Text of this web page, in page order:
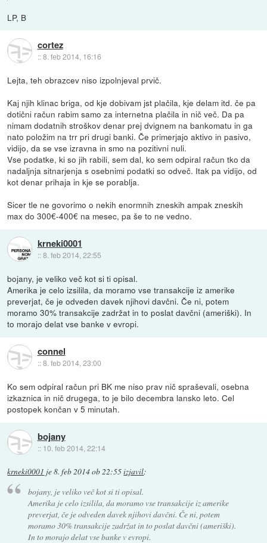
LP, B
cortez
::8. feb 2014, 16:16
Lejta, teh obrazcev niso izpolnjeval prvič.
Kaj njih klinac briga, od kje dobivam jst plačila, kje delam itd. če pa
dotični račun rabim samo za internetna plačila in nič več. Da pa
nimam dodatnih stroškov denar prej dvignem na bankomatu in ga
nato položim na trr pri drugi banki. Če primerjajo aktivo in pasivo,
vidijo, da se vse izravna in smo na pozitivni nuli.
Vse podatke, ki so jih rabili, sem dal, ko sem odpiral račun tko da
nadaljnja sitnarjenja s osebnimi podatki so odveč. Itak pa vidijo, od
kot denar prihaja in kje se porablja.
Sicer tle ne govorimo o nekih enormnih zneskih ampak zneskih
max do 300€-400€ na mesec, pa še to ne vedno.
krneki0001
::8. feb 2014, 22:55
bojany, je veliko več kot si ti opisal.
Amerika je celo izsilila, da moramo vse transakcije iz amerike
preverjat, če je odveden davek njihovi davčni. Če ni, potem
moramo 30% transakcije zadržat in to poslat davčni (ameriški). In
to morajo delat vse banke v evropi.
connel
::8. feb 2014, 23:00
Ko sem odpiral račun pri BK me niso prav nič spraševali, osebna
izkaznica in nič drugega, to je bilo decembra lansko leto. Cel
postopek končan v 5 minutah.
bojany
:: 10. feb 2014, 22:14
krneki0001 je8. feb 2014 ob 22:55izjavil:
bojany, je veliko več kot si ti opisal.
Amerika je celo izsilila, da moramo vse transakcije iz amerike
preverjat, če je odveden davek njihovi davčni. Če ni, potem
moramo 30% transakcije zadržat in to poslat davčni (ameriški).
In to morajo delat vse banke v evropi.